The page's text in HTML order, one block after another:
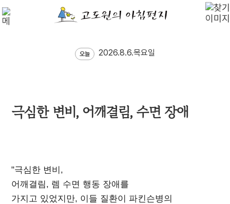
오늘 2026.8.6.목요일
극심한 변비, 어깨결림, 수면 장애
"극심한 변비,
어깨결림, 렘 수면 행동 장애를
가지고 있었지만, 이들 질환이 파킨슨병의